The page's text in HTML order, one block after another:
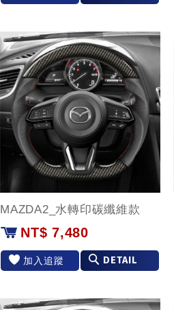
MAZDA2_水轉印碳纖維款
NT$ 7,480
加入追蹤 DETAIL